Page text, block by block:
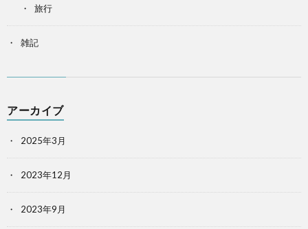
旅行
雑記
アーカイブ
2025年3月
2023年12月
2023年9月